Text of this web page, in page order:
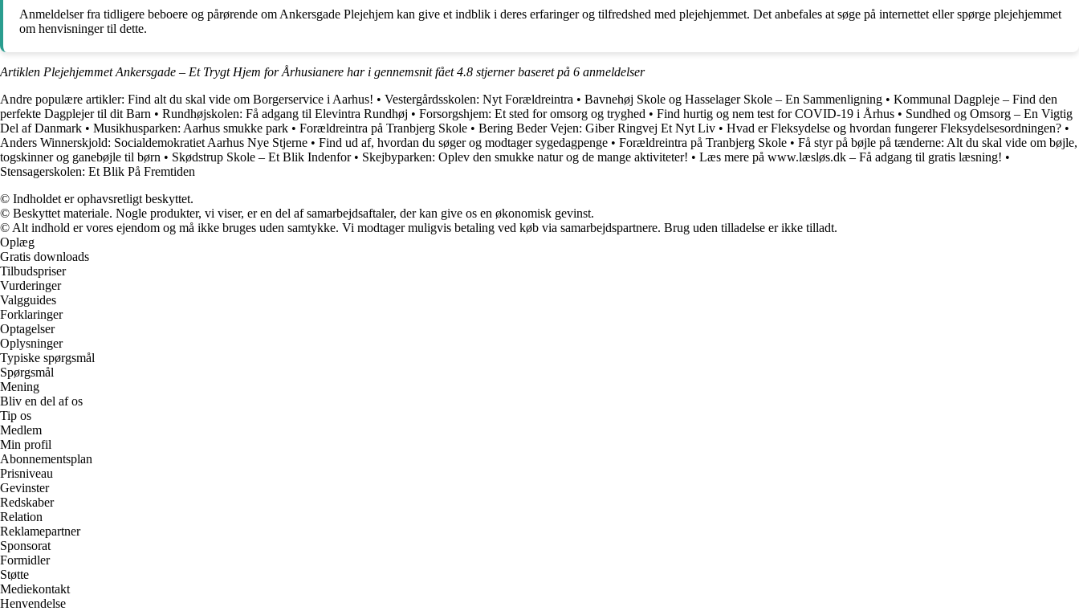
Anmeldelser fra tidligere beboere og pårørende om Ankersgade Plejehjem kan give et indblik i deres erfaringer og tilfredshed med plejehjemmet. Det anbefales at søge på internettet eller spørge plejehjemmet
om henvisninger til dette.
Artiklen Plejehjemmet Ankersgade – Et Trygt Hjem for Århusianere har i gennemsnit fået4.8 stjerner baseret på 6 anmeldelser
Andre populære artikler: Find alt du skal vide om Borgerservice i Aarhus! • Vestergårdsskolen: Nyt Forældreintra • Bavnehøj Skole og Hasselager Skole – En Sammenligning • Kommunal Dagpleje – Find den
perfekte Dagplejer til dit Barn • Rundhøjskolen: Få adgang til Elevintra Rundhøj • Forsorgshjem: Et sted for omsorg og tryghed • Find hurtig og nem test for COVID-19 i Århus • Sundhed og Omsorg – En Vigtig
Del af Danmark • Musikhusparken: Aarhus smukke park • Forældreintra på Tranbjerg Skole • Bering Beder Vejen: Giber Ringvej Et Nyt Liv • Hvad er Fleksydelse og hvordan fungerer Fleksydelsesordningen? •
Anders Winnerskjold: Socialdemokratiet Aarhus Nye Stjerne • Find ud af, hvordan du søger og modtager sygedagpenge • Forældreintra på Tranbjerg Skole • Få styr på bøjle på tænderne: Alt du skal vide om bøjle,
togskinner og ganebøjle til børn • Skødstrup Skole – Et Blik Indenfor• Skejbyparken: Oplev den smukke natur og de mange aktiviteter! • Læs mere på www.læsløs.dk – Få adgang til gratis læsning! •
Stensagerskolen: Et Blik På Fremtiden
© Indholdet er ophavsretligt beskyttet.
© Beskyttet materiale. Nogle produkter, vi viser, er en del af samarbejdsaftaler, der kan give os en økonomisk gevinst.
© Alt indhold er vores ejendom og må ikke bruges uden samtykke. Vi modtager muligvis betaling ved køb via samarbejdspartnere. Brug uden tilladelse er ikke tilladt.
Oplæg
Gratis downloads
Tilbudspriser
Vurderinger
Valgguides
Forklaringer
Optagelser
Oplysninger
Typiske spørgsmål
Spørgsmål
Mening
Bliv en del af os
Tip os
Medlem
Min profil
Abonnementsplan
Prisniveau
Gevinster
Redskaber
Relation
Reklamepartner
Sponsorat
Formidler
Støtte
Mediekontakt
Henvendelse